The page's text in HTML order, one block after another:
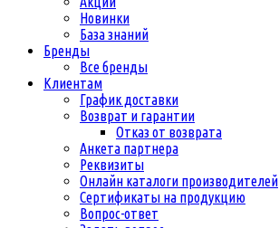
Новинки
База знаний
Бренды
Все бренды
Клиентам
График доставки
Возврат и гарантии
Отказ от возврата
Анкета партнера
Реквизиты
Онлайн каталоги производителей
Сертификаты на продукцию
Вопрос-ответ